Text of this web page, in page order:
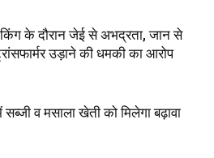
के दौरान जेई से अभद्रता, जान से
उड़ाने की धमकी का आरोप
सब्जी व मसाला खेती को मिलेगा बढ़ावा